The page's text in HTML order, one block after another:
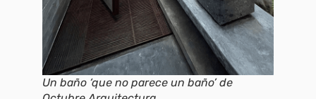
Un baño ‘que no parece un baño’ de